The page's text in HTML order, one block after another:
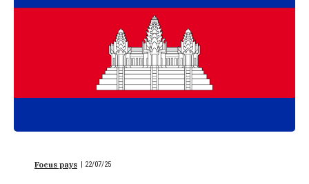
Focus pays 22/07/25